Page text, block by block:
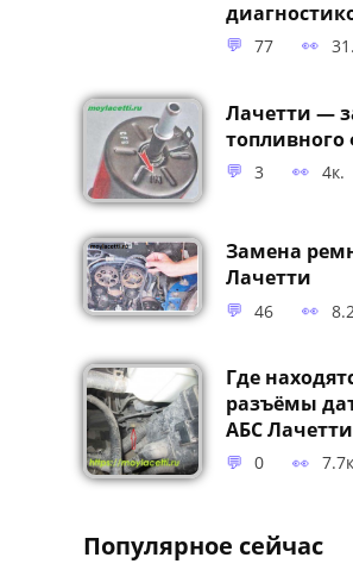
77
Лачетти —
топливного
3 4к.
Замена
Лачетти
46
Где
разъёмы
АБС Лачетти
0
Популярное сейчас